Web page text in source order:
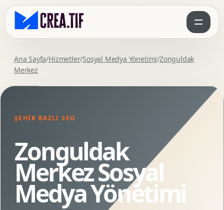
Ana Sayfa/Hizmetler/Sosyal Medya Yönetimi/Zonguldak
Merkez
ŞEHIR BAZLI SEO
Zonguldak
Merkez Sosyal
Medya Yönetimi